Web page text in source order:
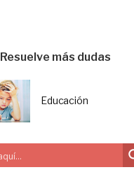
Resuelve más dudas
Educación